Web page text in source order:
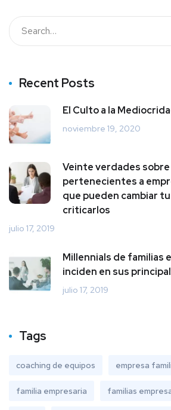
Recent Posts
El Culto a la
noviembre 19, 2020
Veinte verdades sobre
pertenecientes a
que pueden cambiar
criticarlos
julio 17, 2019
Millennials de familias
inciden en sus
julio 17, 2019
Tags
coaching de equipos empresa
familia empresaria familias